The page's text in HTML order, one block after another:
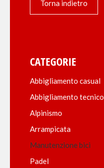
Torna indietro
CATEGORIE
Abbigliamento casual
Abbigliamento tecnico
Alpinismo
Arrampicata
Manutenzione bici
Padel